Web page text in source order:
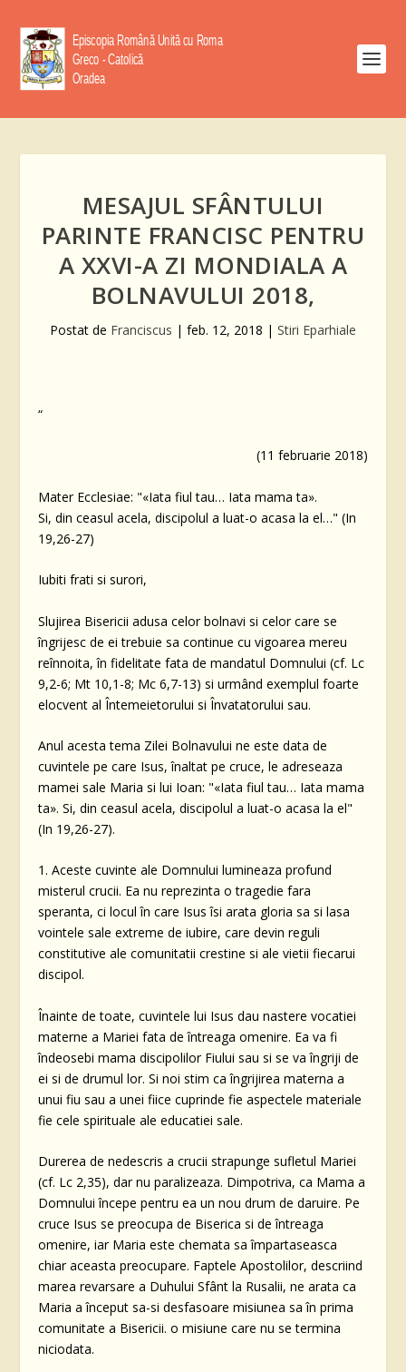
MESAJUL SFÂNTULUI
PARINTE FRANCISC PENTRU
A XXVI-A ZI MONDIALA A
BOLNAVULUI 2018,
Postat de Franciscus | feb. 12, 2018 | Stiri Eparhiale
“
(11 februarie 2018)
Mater Ecclesiae: "«Iata fiul tau… Iata mama ta».
Si, din ceasul acela, discipolul a luat-o acasa la el…" (In
19,26-27)
Iubiti frati si surori,
Slujirea Bisericii adusa celor bolnavi si celor care se
îngrijesc de ei trebuie sa continue cu vigoarea mereu
reînnoita, în fidelitate fata de mandatul Domnului (cf. Lc
9,2-6; Mt 10,1-8; Mc 6,7-13) si urmând exemplul foarte
elocvent al Întemeietorului si Învatatorului sau.
Anul acesta tema Zilei Bolnavului ne este data de
cuvintele pe care Isus, înaltat pe cruce, le adreseaza
mamei sale Maria si lui Ioan: "«Iata fiul tau… Iata mama
ta». Si, din ceasul acela, discipolul a luat-o acasa la el"
(In 19,26-27).
1. Aceste cuvinte ale Domnului lumineaza profund
misterul crucii. Ea nu reprezinta o tragedie fara
speranta, ci locul în care Isus îsi arata gloria sa si lasa
vointele sale extreme de iubire, care devin reguli
constitutive ale comunitatii crestine si ale vietii fiecarui
discipol.
Înainte de toate, cuvintele lui Isus dau nastere vocatiei
materne a Mariei fata de întreaga omenire. Ea va fi
îndeosebi mama discipolilor Fiului sau si se va îngriji de
ei si de drumul lor. Si noi stim ca îngrijirea materna a
unui fiu sau a unei fiice cuprinde fie aspectele materiale
fie cele spirituale ale educatiei sale.
Durerea de nedescris a crucii strapunge sufletul Mariei
(cf. Lc 2,35), dar nu paralizeaza. Dimpotriva, ca Mama a
Domnului începe pentru ea un nou drum de daruire. Pe
cruce Isus se preocupa de Biserica si de întreaga
omenire, iar Maria este chemata sa împartaseasca
chiar aceasta preocupare. Faptele Apostolilor, descriind
marea revarsare a Duhului Sfânt la Rusalii, ne arata ca
Maria a început sa-si desfasoare misiunea sa în prima
comunitate a Bisericii. o misiune care nu se termina
niciodata.